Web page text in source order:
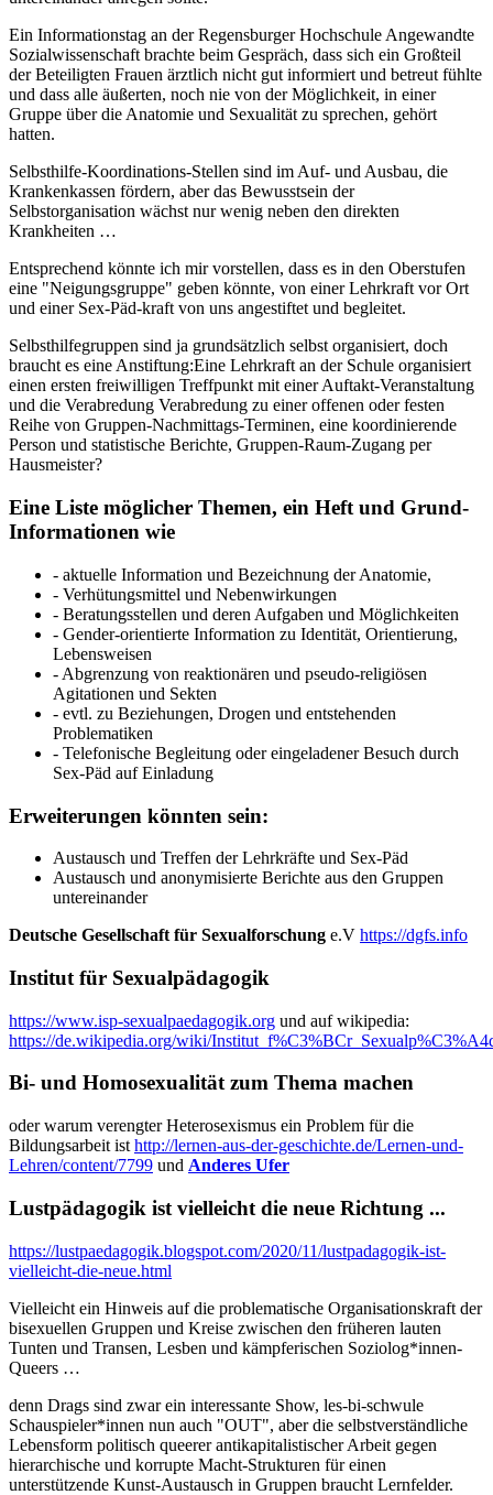
Ein Informationstag an der Regensburger Hochschule Angewandte
Sozialwissenschaft brachte beim Gespräch, dass sich ein Großteil
der Beteiligten Frauen ärztlich nicht gut informiert und betreut fühlte
und dass alle äußerten, noch nie von der Möglichkeit, in einer
Gruppe über die Anatomie und Sexualität zu sprechen, gehört
hatten.
Selbsthilfe-Koordinations-Stellen sind im Auf- und Ausbau, die
Krankenkassen fördern, aber das Bewusstsein der
Selbstorganisation wächst nur wenig neben den direkten
Krankheiten …
Entsprechend könnte ich mir vorstellen, dass es in den Oberstufen
eine "Neigungsgruppe" geben könnte, von einer Lehrkraft vor Ort
und einer Sex-Päd-kraft von uns angestiftet und begleitet.
Selbsthilfegruppen sind ja grundsätzlich selbst organisiert, doch
braucht es eine Anstiftung:Eine Lehrkraft an der Schule organisiert
einen ersten freiwilligen Treffpunkt mit einer Auftakt-Veranstaltung
und die Verabredung Verabredung zu einer offenen oder festen
Reihe von Gruppen-Nachmittags-Terminen, eine koordinierende
Person und statistische Berichte, Gruppen-Raum-Zugang per
Hausmeister?
Eine Liste möglicher Themen, ein Heft und Grund-
Informationen wie
- aktuelle Information und Bezeichnung der Anatomie,
- Verhütungsmittel und Nebenwirkungen
- Beratungsstellen und deren Aufgaben und Möglichkeiten
- Gender-orientierte Information zu Identität, Orientierung,
Lebensweisen
- Abgrenzung von reaktionären und pseudo-religiösen
Agitationen und Sekten
- evtl. zu Beziehungen, Drogen und entstehenden
Problematiken
- Telefonische Begleitung oder eingeladener Besuch durch
Sex-Päd auf Einladung
Erweiterungen könnten sein:
Austausch und Treffen der Lehrkräfte und Sex-Päd
Austausch und anonymisierte Berichte aus den Gruppen
untereinander
Deutsche Gesellschaft für Sexualforschung e.V https://dgfs.info
Institut für Sexualpädagogik
https://www.isp-sexualpaedagogik.org und auf wikipedia:
https://de.wikipedia.org/wiki/
Bi- und Homosexualität zum Thema machen
oder warum verengter Heterosexismus ein Problem für die
Bildungsarbeit ist http://lernen-aus-der-geschichte.de/Lernen-und-
Lehren/content/7799 und Anderes Ufer
Lustpädagogik ist vielleicht die neue Richtung ...
https://lustpaedagogik.blogspot.com/2020/11/lustpadagogik-ist-
vielleicht-die-neue.html
Vielleicht ein Hinweis auf die problematische Organisationskraft der
bisexuellen Gruppen und Kreise zwischen den früheren lauten
Tunten und Transen, Lesben und kämpferischen Soziolog*innen-
Queers …
denn Drags sind zwar ein interessante Show, les-bi-schwule
Schauspieler*innen nun auch "OUT", aber die selbstverständliche
Lebensform politisch queerer antikapitalistischer Arbeit gegen
hierarchische und korrupte Macht-Strukturen für einen
unterstützende Kunst-Austausch in Gruppen braucht Lernfelder.